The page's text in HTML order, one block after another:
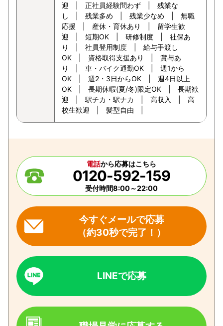
迎 | 正社員経験問わず | 残業な
し | 残業多め | 残業少なめ | 無職
応援 | 産休・育休あり | 留学生歓
迎 | 短期OK | 研修制度 | 社保あ
り | 社員登用制度 | 給与手渡し
OK | 資格取得支援あり | 賞与あ
り | 車・バイク通勤OK | 週1から
OK | 週2・3日からOK | 週4日以上
OK | 長期休暇(夏/冬)限定OK | 長期歓
迎 | 駅チカ・駅ナカ | 高収入 | 高
校生歓迎 | 髪型自由 |
電話から応募はこちら
0120-592-159
受付時間8:00～22:00
今すぐメールで応募
（約30秒で完了！）
LINEで応募